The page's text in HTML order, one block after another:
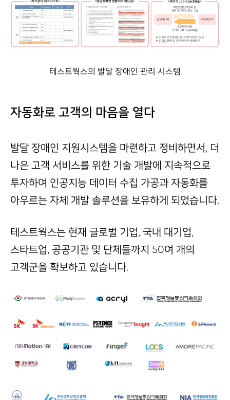
테스트웍스의 발달 장애인 관리 시스템
자동화로 고객의 마음을 열다
발달 장애인 지원시스템을 마련하고 정비하면서, 더
나은 고객 서비스를 위한 기술 개발에 지속적으로
투자하여 인공지능 데이터 수집 가공과 자동화를
아우르는 자체 개발 솔루션을 보유하게 되었습니다.
테스트웍스는 현재 글로벌 기업, 국내 대기업,
스타트업, 공공기관 및 단체들까지 50여 개의
고객군을 확보하고 있습니다.